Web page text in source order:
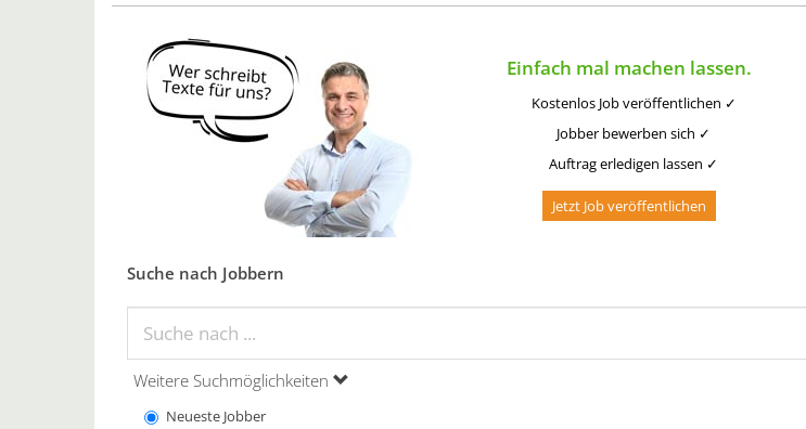
Einfach mal machen lassen.
Kostenlos Job veröffentlichen ✓
Jobber bewerben sich ✓
Auftrag erledigen lassen ✓
Jetzt Job veröffentlichen
Suche nach Jobbern
Weitere Suchmöglichkeiten
Neueste Jobber